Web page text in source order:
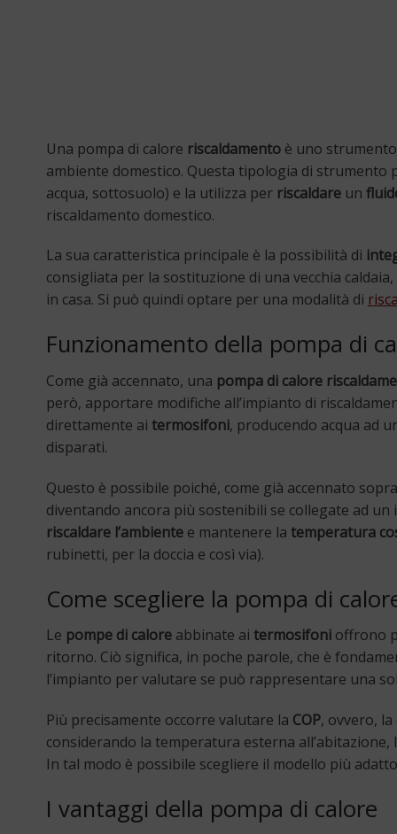
Una pompa di calore riscaldamento è uno
ambiente domestico. Questa tipologia di strumento
acqua, sottosuolo) e la utilizza per riscaldare un
riscaldamento domestico.
La sua caratteristica principale è la possibilità di
consigliata per la sostituzione di una vecchia
in casa. Si può quindi optare per una modalità di
Funzionamento della pompa di
Come già accennato, una pompa di calore
però, apportare modifiche all’impianto di
direttamente ai termosifoni, producendo acqua ad
disparati.
Questo è possibile poiché, come già accennato
diventando ancora più sostenibili se collegate ad
riscaldare l’ambiente e mantenere la temperatura
rubinetti, per la doccia e così via).
Come scegliere la pompa di
Le pompe di calore abbinate ai termosifoni offrono
ritorno. Ciò significa, in poche parole, che è
l’impianto per valutare se può rappresentare una
Più precisamente occorre valutare la COP, ovvero, la
considerando la temperatura esterna
In tal modo è possibile scegliere il modello più
I vantaggi della pompa di calore